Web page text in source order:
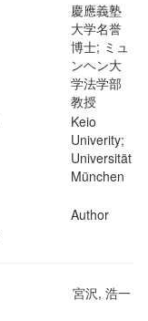
慶應義塾
大学名誉
博士; ミュ
ンヘン大
学法学部
教授
Keio
Univerity;
Universität
München
Author
宮沢, 浩一